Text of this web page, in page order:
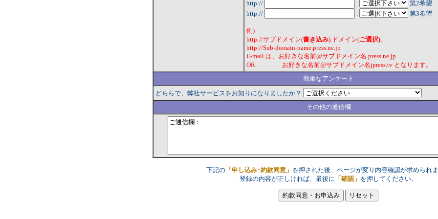
http:// .
第2希望
http://
. 第3希望
例)
http://サブドメイン(書き込み).ドメイン(ご選択)。
http://Sub-domain-name.press.ne.jp
E-mail は、お好きな名前@サブドメイン名.press.ne.jp
OR お好きな名前@サブドメイン名jpress.tv となります。
簡単なアンケート
どちらで、弊社サービスをお知りになりましたか？
その他の通信欄
下記の「申し込み･約款同意」 を押された後、ページが変り内容確認が求められ
登録の内容が正しければ、最後に 「確認」 を押してください。